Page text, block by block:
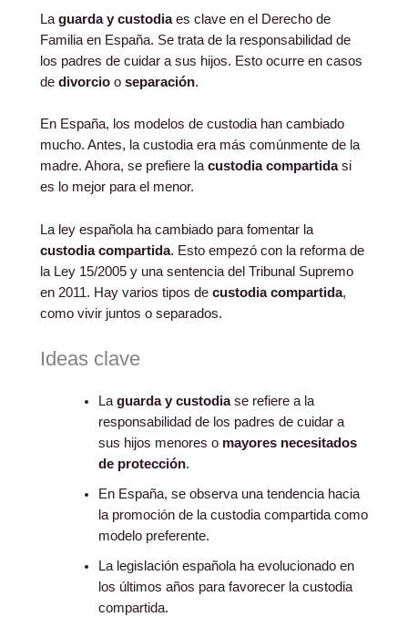
La guarda y custodiaes clave en el Derecho de
Familia en España. Se trata de la responsabilidad de
los padres de cuidar a sus hijos. Esto ocurre en casos
de divorcio o separación.
En España, los modelos de custodia han cambiado
mucho. Antes, la custodia era más comúnmente de la
madre. Ahora, se prefiere lacustodia compartidasi
es lo mejor para el menor.
La ley española ha cambiado para fomentar la
custodia compartida. Esto empezó con la reforma de
la Ley 15/2005 y una sentencia del Tribunal Supremo
en 2011. Hay varios tipos de custodia compartida,
como vivir juntos o separados.
Ideas clave
La guarda y custodiase refiere a la
responsabilidad de los padres de cuidar a
sus hijos menores o mayores necesitados
de protección.
En España, se observa una tendencia hacia
la promoción de la custodia compartida como
modelo preferente.
La legislación española ha evolucionado en
los últimos años para favorecer la custodia
compartida.